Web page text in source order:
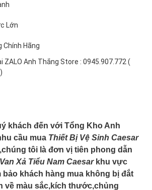
Lớn
Chính Hãng
ZALO Anh Thắng Store : 0945.907.772 (
khách đến với Tổng Kho Anh
cầu mua Thiết Bị Vệ Sinh Caesar
tôi là đơn vị tiên phong dẫn
Van Xả Tiểu Nam Caesar khu vực
bảo khách hàng mua không bị đắt
về màu sắc,kích thước,chủng